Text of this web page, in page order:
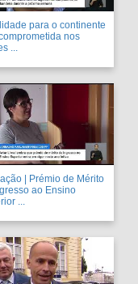
para o continente
nos
...
| Prémio de Mérito
ao Ensino
...